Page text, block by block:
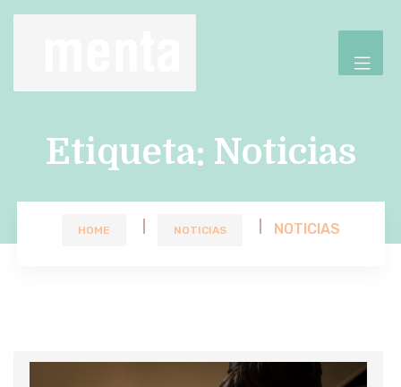
Etiqueta: Noticias
HOME NOTICIAS NOTICIAS